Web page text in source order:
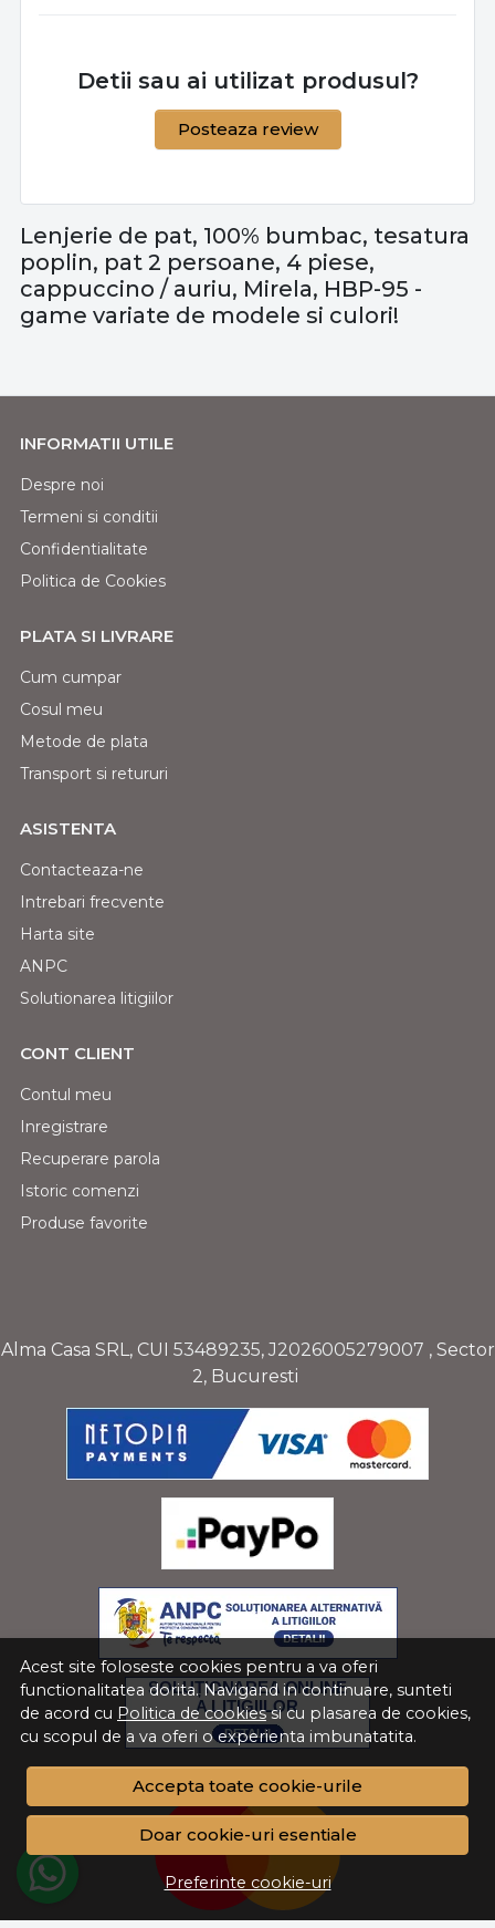
Detii sau ai utilizat produsul?
Posteaza review
Lenjerie de pat, 100% bumbac, tesatura
poplin, pat 2 persoane, 4 piese,
cappuccino / auriu, Mirela, HBP-95 -
game variate de modele si culori!
Acest site foloseste cookies pentru a va oferi
functionalitatea dorita. Navigand in continuare, sunteti
de acord cu Politica de cookiessi cu plasarea de cookies,
cu scopul de a va oferi o experienta imbunatatita.
Accepta toate cookie-urile
Doar cookie-uri esentiale
Preferinte cookie-uri
INFORMATII UTILE
Despre noi
Termeni si conditii
Confidentialitate
Politica de Cookies
PLATA SI LIVRARE
Cum cumpar
Cosul meu
Metode de plata
Transport si retururi
ASISTENTA
Contacteaza-ne
Intrebari frecvente
Harta site
ANPC
Solutionarea litigiilor
CONT CLIENT
Contul meu
Inregistrare
Recuperare parola
Istoric comenzi
Produse favorite
Alma Casa SRL, CUI 53489235, J2026005279007 , Sector
2, Bucuresti